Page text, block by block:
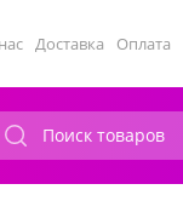
Доставка Оплата